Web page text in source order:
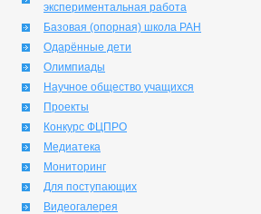
экспериментальная работа
Базовая (опорная) школа РАН
Одарённые дети
Олимпиады
Научное общество учащихся
Проекты
Конкурс ФЦПРО
Медиатека
Мониторинг
Для поступающих
Видеогалерея